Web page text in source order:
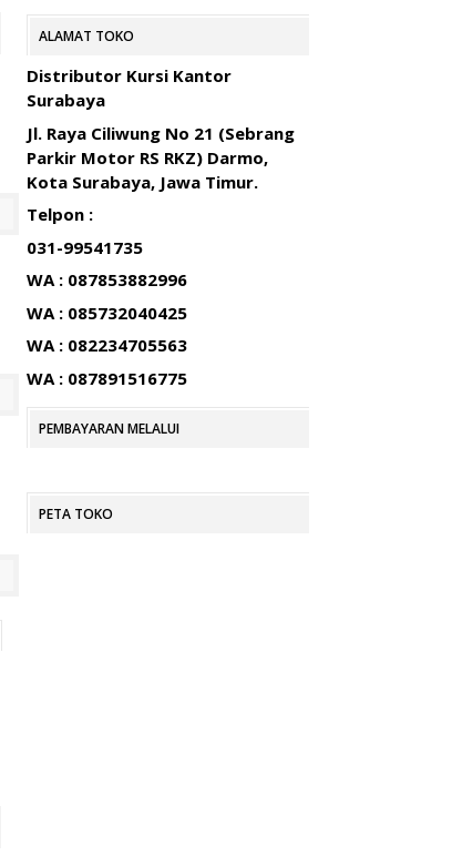
ALAMAT TOKO
Distributor Kursi Kantor
Surabaya
Jl. Raya Ciliwung No 21 (Sebrang
Parkir Motor RS RKZ) Darmo,
Kota Surabaya, Jawa Timur.
Telpon :
031-99541735
WA : 087853882996
WA : 085732040425
WA : 082234705563
WA : 087891516775
PEMBAYARAN MELALUI
PETA TOKO